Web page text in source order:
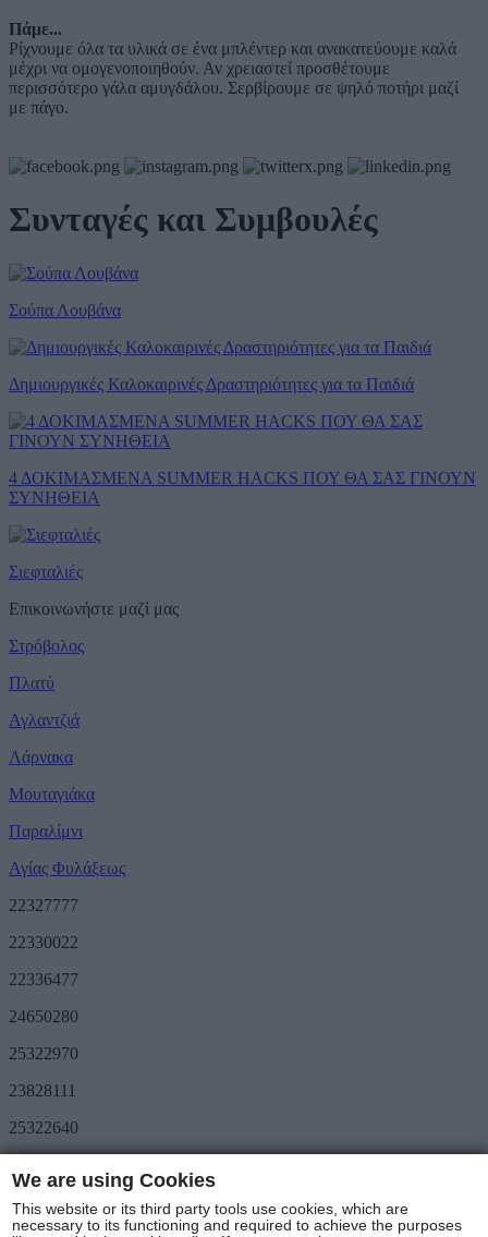
Πάμε...
Ρίχνουμε όλα τα υλικά σε ένα μπλέντερ και ανακατεύουμε καλά
μέχρι να ομογενοποιηθούν. Αν χρειαστεί προσθέτουμε
περισσότερο γάλα αμυγδάλου. Σερβίρουμε σε ψηλό ποτήρι μαζί
με πάγο.
Συνταγές και Συμβουλές
Σούπα Λουβάνα
Δημιουργικές Καλοκαιρινές Δραστηριότητες για τα Παιδιά
4 ΔΟΚΙΜΑΣΜΕΝΑ SUMMER HACKS ΠΟΥ ΘΑ ΣΑΣ ΓΙΝΟΥΝ
ΣΥΝΗΘΕΙΑ
Σιεφταλιές
Επικοινωνήστε μαζί μας
Στρόβολος
Πλατύ
Αγλαντζιά
Λάρνακα
Μουταγιάκα
Παραλίμνι
Αγίας Φυλάξεως
22327777
22330022
22336477
24650280
25322970
23828111
25322640
METRO Great Value
Τριήμερο METRO
Ακολουθήστε μας
We are using Cookies
This website or its third party tools use cookies, which are
necessary to its functioning and required to achieve the purposes